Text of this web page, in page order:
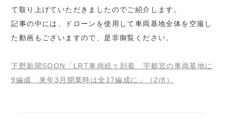
て取り上げていただきましたのでご紹介します。
記事の中には、ドローンを使用して車両基地全体を空撮し
た動画もございますので、是非御覧ください。
下野新聞SOON「LRT車両続々到着 宇都宮の車両基地に
9編成 来年3月開業時は全17編成に」（2/8）